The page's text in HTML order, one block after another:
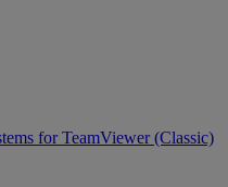
for TeamViewer (Classic)